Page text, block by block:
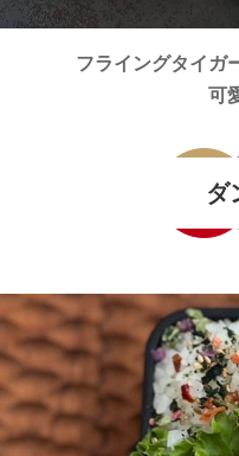
フライングタイガ
可
ダ